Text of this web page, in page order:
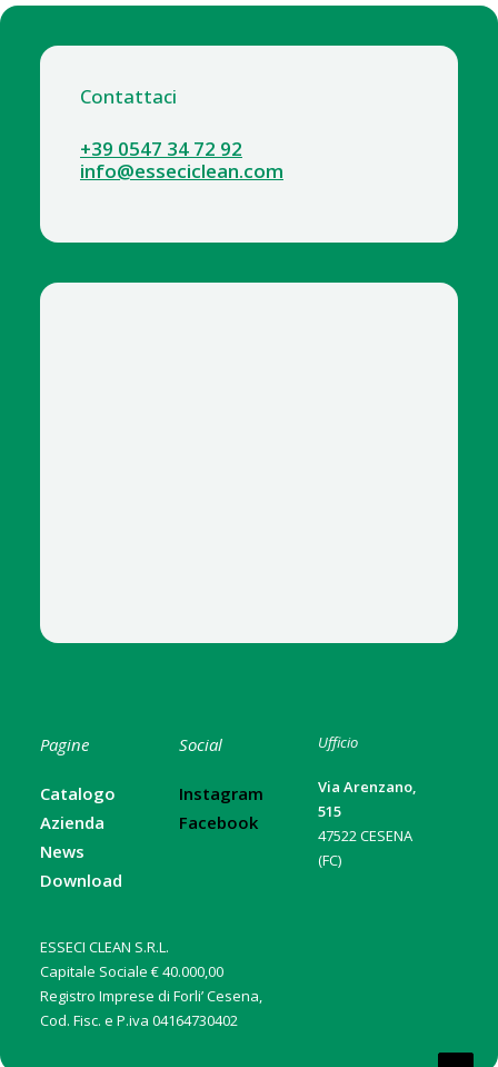
Contattaci
+39 0547 34 72 92
info@esseciclean.com
Pagine
Catalogo
Azienda
News
Download
Social
Instagram
Facebook
Ufficio
Via Arenzano,
515
47522 CESENA
(FC)
ESSECI CLEAN S.R.L.
Capitale Sociale € 40.000,00
Registro Imprese di Forli’ Cesena,
Cod. Fisc. e P.iva 04164730402